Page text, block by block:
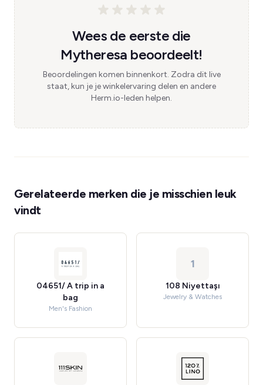
Wees de eerste die
Mytheresa beoordeelt!
Beoordelingen komen binnenkort. Zodra dit live
staat, kun je je winkelervaring delen en andere
Herm.io-leden helpen.
Gerelateerde merken die je misschien leuk
vindt
04651/ A trip in a
bag
Men's Fashion
1
108 Niyettaşı
Jewelry & Watches